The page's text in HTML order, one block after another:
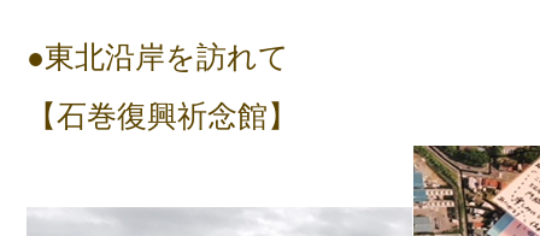
●東北沿岸を訪れて
【石巻復興祈念館】